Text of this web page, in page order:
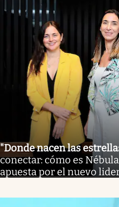
"Donde nacen las
conectar: cómo es
apuesta por el nuevo